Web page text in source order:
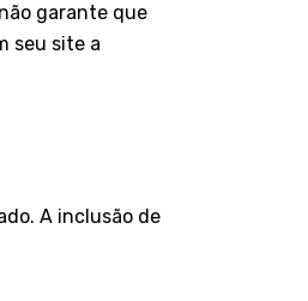
garante que
seu site a
A inclusão de